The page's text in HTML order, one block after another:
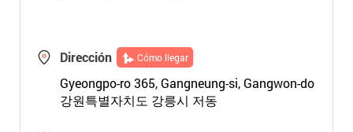
Dirección Cómo llegar
Gyeongpo-ro 365, Gangneung-si, Gangwon-do
강원특별자치도 강릉시 저동